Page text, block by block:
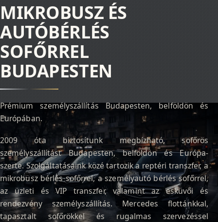
MIKROBUSZ ÉS
AUTÓBÉRLÉS
SOFŐRREL
BUDAPESTEN
Prémium személyszállítás Budapesten, belföldön és
Európában.
2009 óta biztosítunk megbízható, sofőrös
személyszállítást Budapesten, belföldön és Európa-
szerte. Szolgáltatásaink közé tartozik a reptéri transzfer, a
mikrobusz bérlés sofőrrel, a személyautó bérlés sofőrrel,
az üzleti és VIP transzfer, valamint az esküvői és
rendezvény személyszállítás. Mercedes flottánkkal,
tapasztalt sofőrökkel és rugalmas szervezéssel